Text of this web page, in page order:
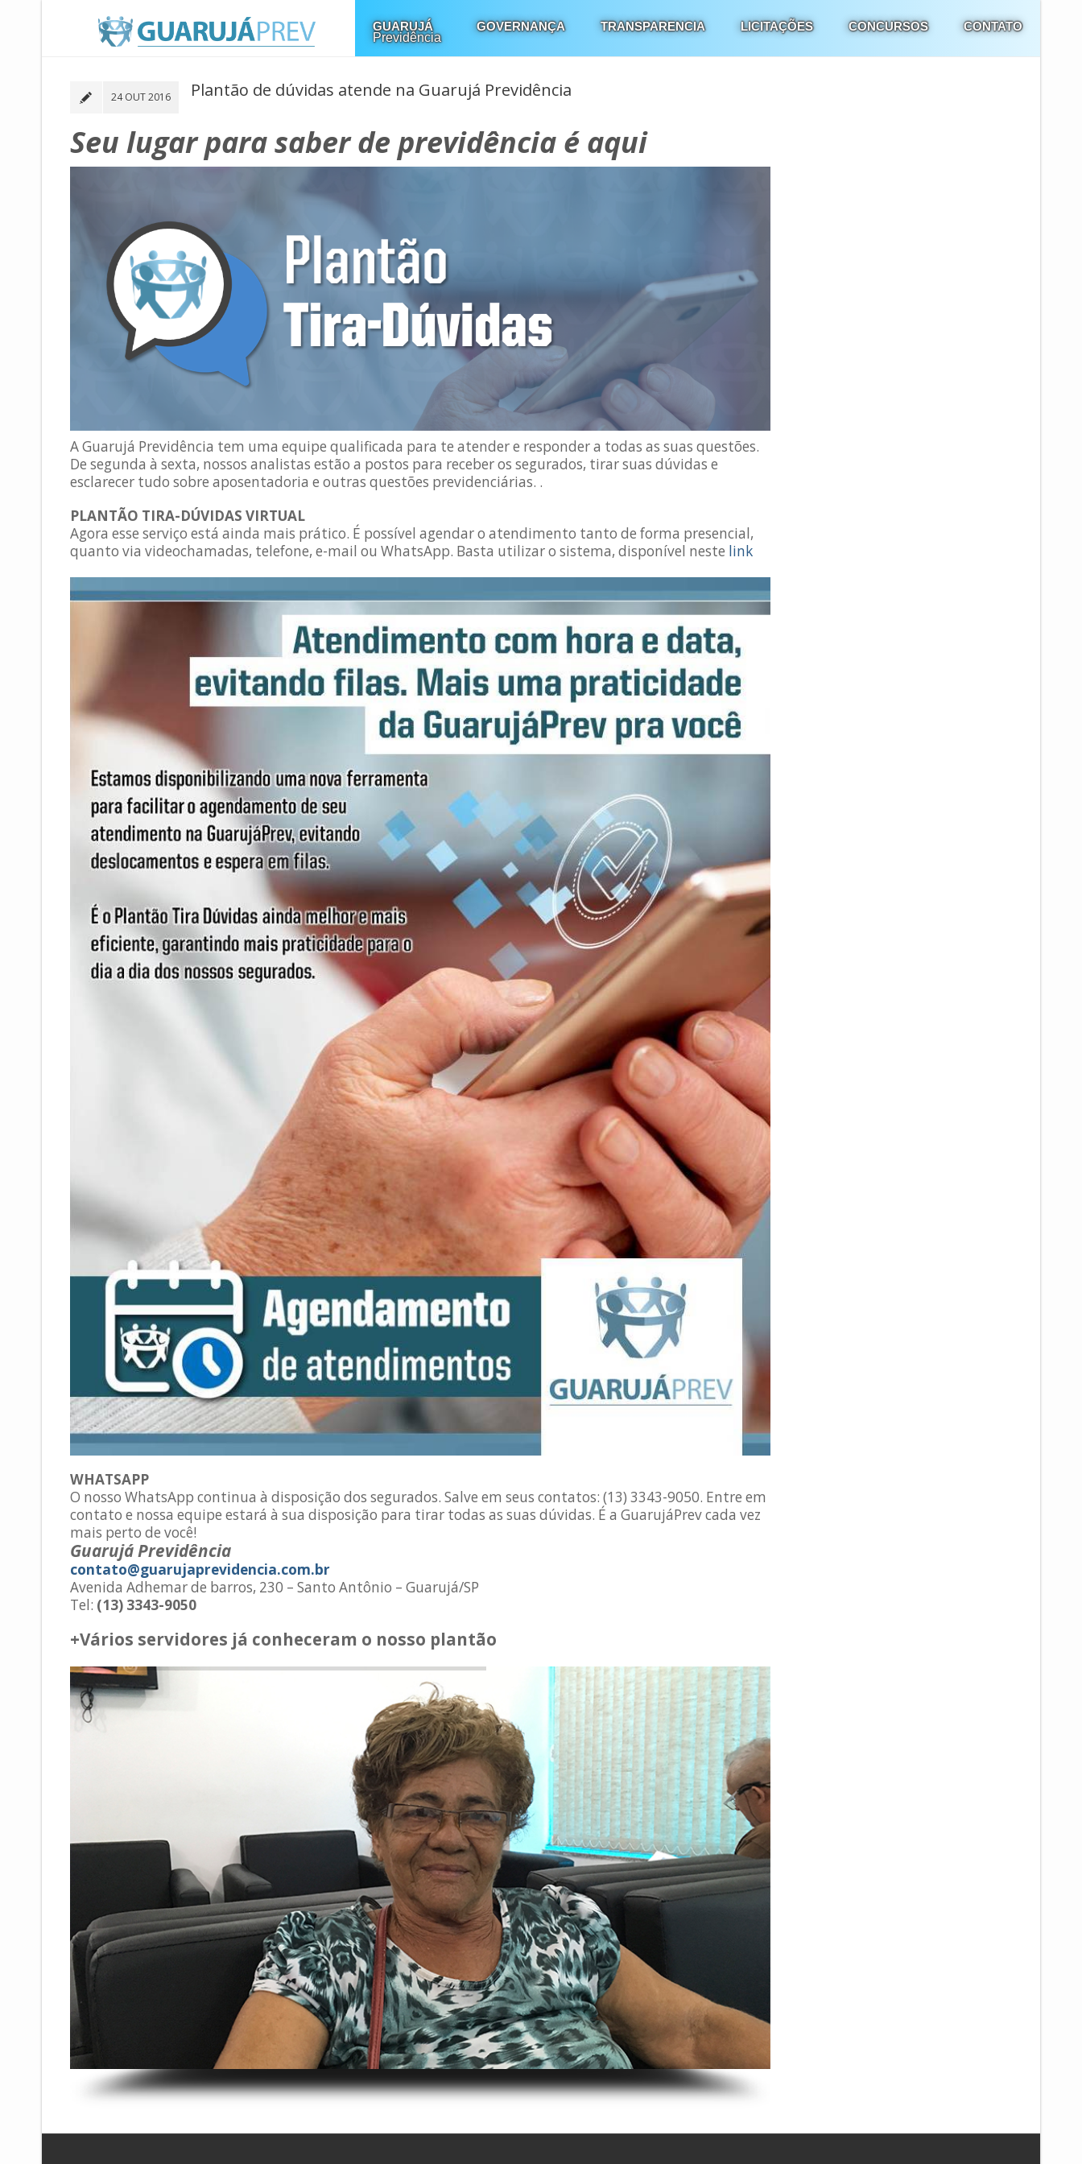
GUARUJÁ
Previdência
GOVERNANÇA TRANSPARENCIA LICITAÇÕES CONCURSOS CONTATO
24 OUT 2016 Plantão de dúvidas atende na Guarujá Previdência
Seu lugar para saber de previdência é aqui
A Guarujá Previdência tem uma equipe qualificada para te atender e responder a todas as suas questões.
De segunda à sexta, nossos analistas estão a postos para receber os segurados, tirar suas dúvidas e
esclarecer tudo sobre aposentadoria e outras questões previdenciárias. .
PLANTÃO TIRA-DÚVIDAS VIRTUAL
Agora esse serviço está ainda mais prático. É possível agendar o atendimento tanto de forma presencial,
quanto via videochamadas, telefone, e-mail ou WhatsApp. Basta utilizar o sistema, disponível neste link
WHATSAPP
O nosso WhatsApp continua à disposição dos segurados. Salve em seus contatos: (13) 3343-9050. Entre em
contato e nossa equipe estará à sua disposição para tirar todas as suas dúvidas. É a GuarujáPrev cada vez
mais perto de você!
Guarujá Previdência
contato@guarujaprevidencia.com.br
Avenida Adhemar de barros, 230 – Santo Antônio – Guarujá/SP
Tel: (13) 3343-9050
+Vários servidores já conheceram o nosso plantão